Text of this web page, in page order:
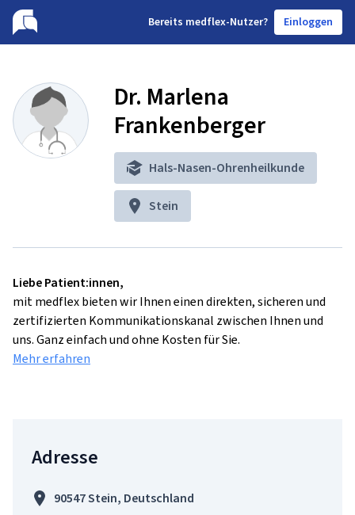
Bereits medflex-Nutzer? Einloggen
Dr. Marlena
Frankenberger
Hals-Nasen-Ohrenheilkunde
Stein
Liebe Patient:innen,
mit medflex bieten wir Ihnen einen direkten, sicheren und
zertifizierten Kommunikationskanal zwischen Ihnen und
uns. Ganz einfach und ohne Kosten für Sie.
Mehr erfahren
Adresse
90547 Stein, Deutschland